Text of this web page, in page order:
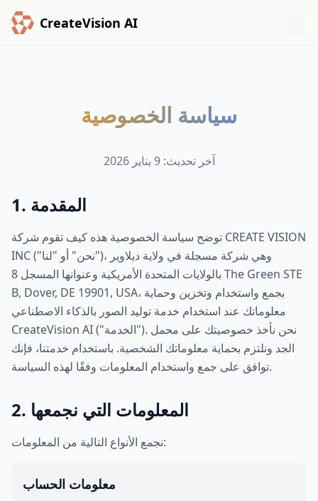
CreateVision AI
سياسة الخصوصية
آخر تحديث: 9 يناير 2026
1. المقدمة
توضح سياسة الخصوصية هذه كيف تقوم شركة CREATE VISION
INC ("نحن" أو "لنا")، وهي شركة مسجلة في ولاية ديلاوير
بالولايات المتحدة الأمريكية وعنوانها المسجل 8 The Green STE
B, Dover, DE 19901, USA، بجمع واستخدام وتخزين وحماية
معلوماتك عند استخدام خدمة توليد الصور بالذكاء الاصطناعي
CreateVision AI ("الخدمة"). نحن نأخذ خصوصيتك على محمل
الجد ونلتزم بحماية معلوماتك الشخصية. باستخدام خدمتنا، فإنك
توافق على جمع واستخدام المعلومات وفقًا لهذه السياسة.
2. المعلومات التي نجمعها
نجمع الأنواع التالية من المعلومات:
معلومات الحساب